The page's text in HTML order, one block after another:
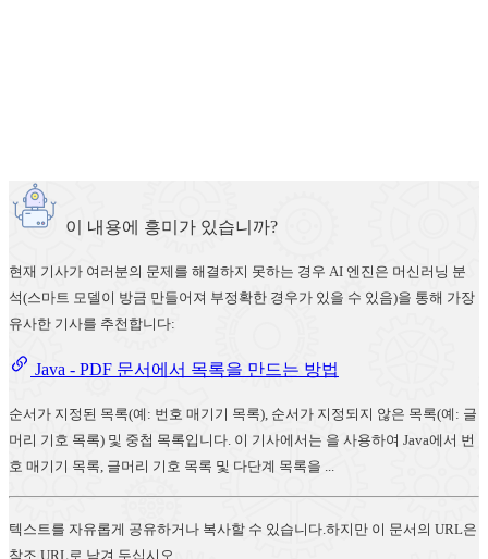
이 내용에 흥미가 있습니까?
현재 기사가 여러분의 문제를 해결하지 못하는 경우 AI 엔진은 머신러닝 분
석(스마트 모델이 방금 만들어져 부정확한 경우가 있을 수 있음)을 통해 가장
유사한 기사를 추천합니다:
Java - PDF 문서에서 목록을 만드는 방법
순서가 지정된 목록(예: 번호 매기기 목록), 순서가 지정되지 않은 목록(예: 글
머리 기호 목록) 및 중첩 목록입니다. 이 기사에서는 을 사용하여 Java에서 번
호 매기기 목록, 글머리 기호 목록 및 다단계 목록을 ...
텍스트를 자유롭게 공유하거나 복사할 수 있습니다.하지만 이 문서의 URL은
참조 URL로 남겨 두십시오.